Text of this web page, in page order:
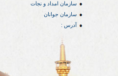
سازمان امداد و نجات
سازمان جوانان
آدرس :